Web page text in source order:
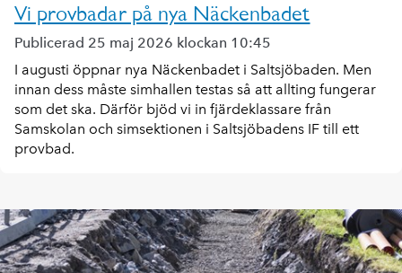
Vi provbadar på nya Näckenbadet
Publicerad 25 maj 2026 klockan 10:45
I augusti öppnar nya Näckenbadet i Saltsjöbaden. Men
innan dess måste simhallen testas så att allting fungerar
som det ska. Därför bjöd vi in fjärdeklassare från
Samskolan och simsektionen i Saltsjöbadens IF till ett
provbad.